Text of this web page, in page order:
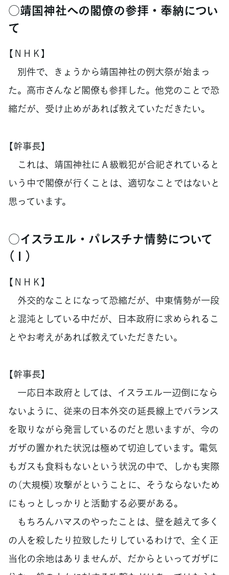
○靖国神社への閣僚の参拝・奉納につい
て
【ＮＨＫ】
別件で、きょうから靖国神社の例大祭が始まっ
た。高市さんなど閣僚も参拝した。他党のことで恐
縮だが、受け止めがあれば教えていただきたい。
【幹事長】
これは、靖国神社にＡ級戦犯が合祀されていると
いう中で閣僚が行くことは、適切なことではないと
思っています。
○イスラエル・パレスチナ情勢について
（１）
【ＮＨＫ】
外交的なことになって恐縮だが、中東情勢が一段
と混沌としている中だが、日本政府に求められるこ
とやお考えがあれば教えていただきたい。
【幹事長】
一応日本政府としては、イスラエル一辺倒になら
ないように、従来の日本外交の延長線上でバランス
を取りながら発言しているのだと思いますが、今の
ガザの置かれた状況は極めて切迫しています。電気
もガスも食料もないという状況の中で、しかも実際
の（大規模）攻撃がということに、そうならないため
にもっとしっかりと活動する必要がある。
もちろんハマスのやったことは、壁を越えて多く
の人を殺したり拉致したりしているわけで、全く正
当化の余地はありませんが、だからといってガザに